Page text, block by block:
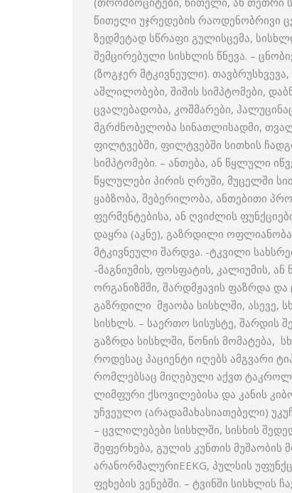
წითელი უჯრედების რაოდენობრივი
ზედმეტად სწრაფი გულისცემა,
შემცირებული სისხლის წნევა. –
(ზოგჯერ მტკივნეული).
აშლილობები, შიშის სიმპტომები,
ცვალებადობა, კოშმარები,
მგრძნობელობა სინათლისადმი,
ფილტვებში, ფილტვებში სითხის
სიმპტომები. – ანთება, ან წყლული
წყლულები პირის ღრუში, მუცელში
ყაბზობა, შებერილობა, ანთებითი
ფერმენტებისა, ან ღვიძლის
დაყრა (აკნე), გაზრდილი
მტკივნეული შარდვა. -ტკვილი
-მაგნიუმის, ფოსფატის, კალიუმის,
ორგანიზმში, შარდმჟავის ფაზრდა
გაზრდილი მჟაობა სისხლში, ასევე,
სისხლს. – საერთო სისუსტე, შარდის
გაზრდა სისხლში, წონის მომატება,
როდესაც პაციენტი იღებს ამგვარი
რომლებსაც მიღებული აქვთ
ლიმფური ქსოვილებისა და კანის
უჩვეულო (არადამახასიათებელი)
– ცვლილებები სისხლში, სისხის
შეფერხება, გულის კუნთის
არანორმალურიEEKG, პულსის
ფეხების ვენებში. – ტვინში სისხლის